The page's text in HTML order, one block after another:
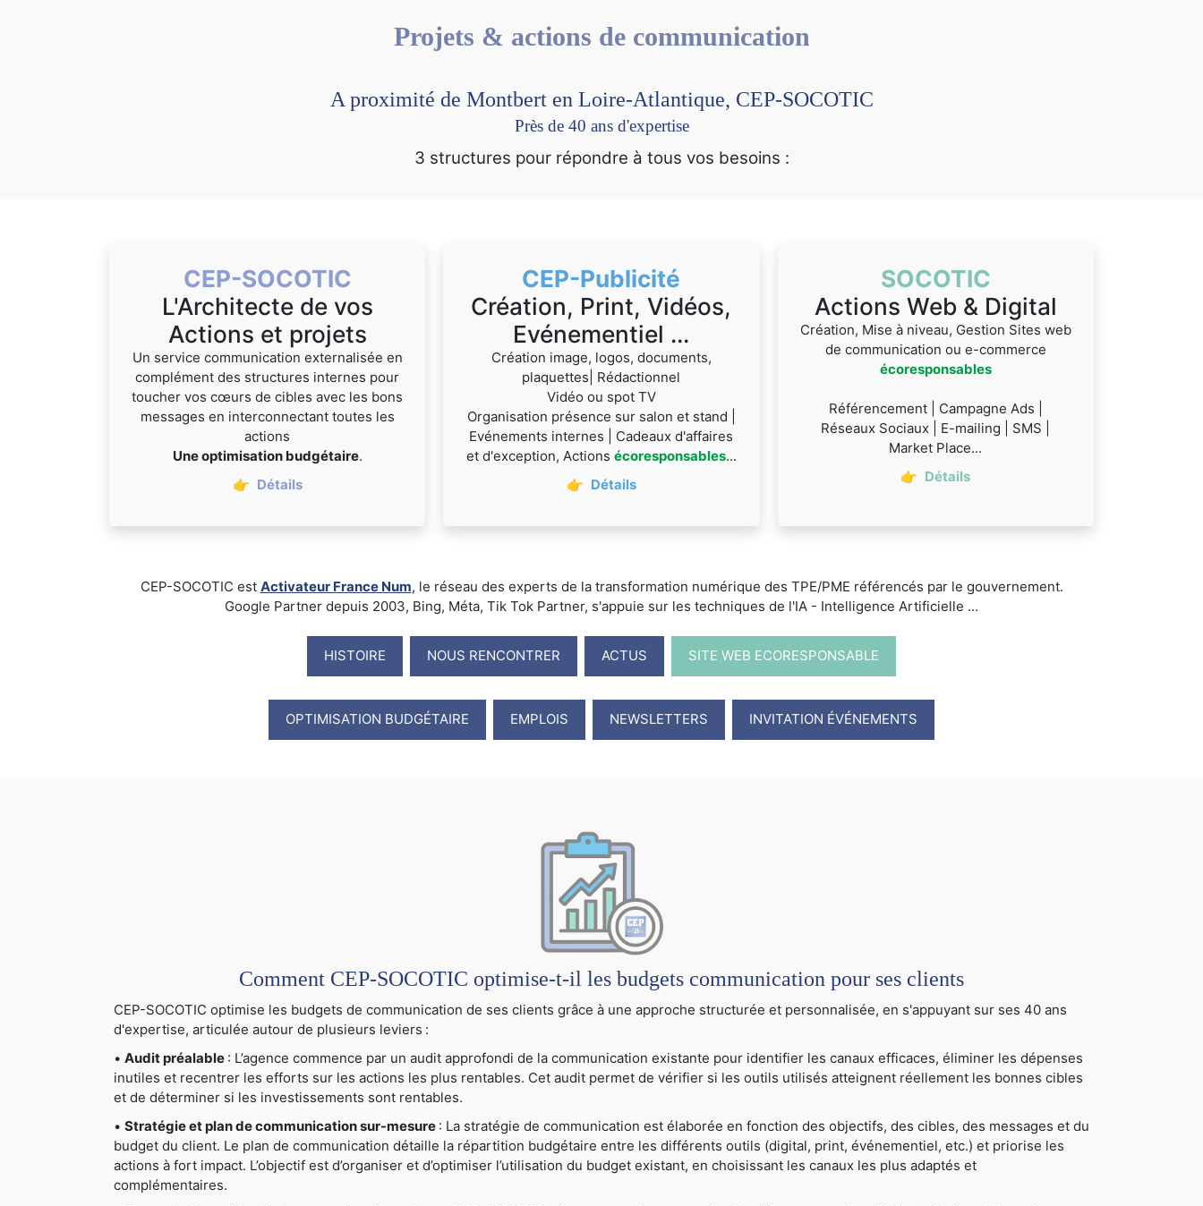
Projets & actions de communication
A proximité de Montbert en Loire-Atlantique, CEP-SOCOTIC
Près de 40 ans d'expertise
3 structures pour répondre à tous vos besoins :
CEP-SOCOTIC
L'Architecte de vos
Actions et projets
Un service communication externalisée en
complément des structures internes pour
toucher vos cœurs de cibles avec les bons
messages en interconnectant toutes les
actions
Une optimisation budgétaire.
👉 Détails
CEP-Publicité
Création, Print, Vidéos,
Evénementiel ...
Création image, logos, documents,
plaquettes| Rédactionnel
Vidéo ou spot TV
Organisation présence sur salon et stand |
Evénements internes | Cadeaux d'affaires
et d'exception, Actions écoresponsables...
👉 Détails
SOCOTIC
Actions Web & Digital
Création, Mise à niveau, Gestion Sites web
de communication ou e-commerce
écoresponsables
Référencement | Campagne Ads |
Réseaux Sociaux | E-mailing | SMS |
Market Place...
👉 Détails
CEP-SOCOTIC est Activateur France Num, le réseau des experts de la transformation numérique des TPE/PME référencés par le gouvernement.
Google Partner depuis 2003, Bing, Méta, Tik Tok Partner, s'appuie sur les techniques de l'IA - Intelligence Artificielle ...
HISTOIRE NOUS RENCONTRER ACTUS SITE WEB ECORESPONSABLE
OPTIMISATION BUDGÉTAIRE EMPLOIS NEWSLETTERS INVITATION ÉVÉNEMENTS
Comment CEP-SOCOTIC optimise-t-il les budgets communication pour ses clients
CEP-SOCOTIC optimise les budgets de communication de ses clients grâce à une approche structurée et personnalisée, en s'appuyant sur ses 40 ans
d'expertise, articulée autour de plusieurs leviers :
• Audit préalable : L’agence commence par un audit approfondi de la communication existante pour identifier les canaux efficaces, éliminer les dépenses
inutiles et recentrer les efforts sur les actions les plus rentables. Cet audit permet de vérifier si les outils utilisés atteignent réellement les bonnes cibles
et de déterminer si les investissements sont rentables.
• Stratégie et plan de communication sur-mesure : La stratégie de communication est élaborée en fonction des objectifs, des cibles, des messages et du
budget du client. Le plan de communication détaille la répartition budgétaire entre les différents outils (digital, print, événementiel, etc.) et priorise les
actions à fort impact. L’objectif est d’organiser et d’optimiser l’utilisation du budget existant, en choisissant les canaux les plus adaptés et
complémentaires.